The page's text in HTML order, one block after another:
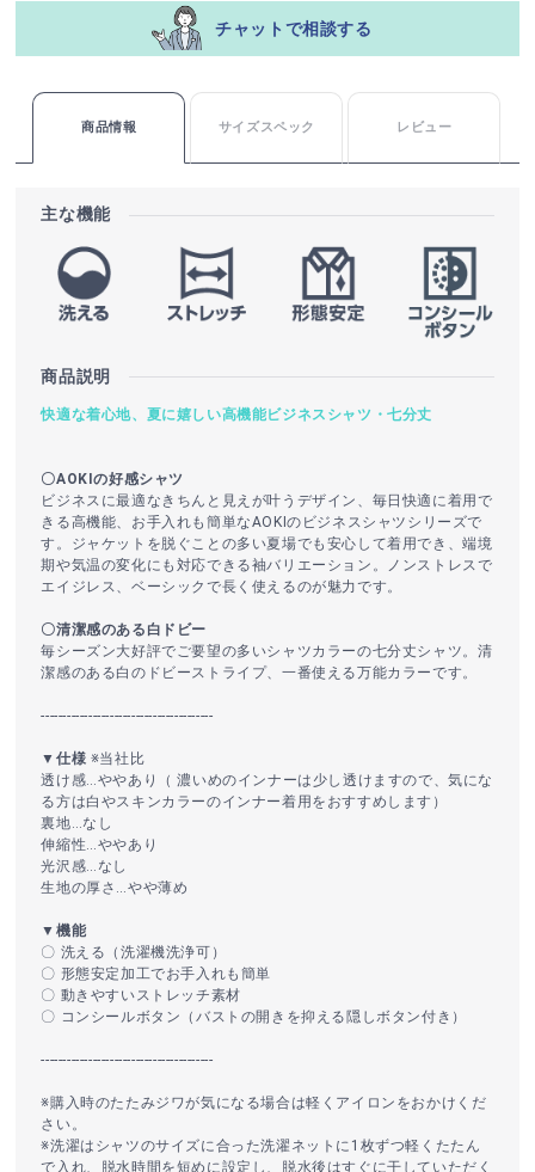
チャットで相談する
商品情報 サイズスペック レビュー
主な機能
商品説明
快適な着心地、夏に嬉しい高機能ビジネスシャツ・七分丈
〇AOKIの好感シャツ
ビジネスに最適なきちんと見えが叶うデザイン、毎日快適に着用で
きる高機能、お手入れも簡単なAOKIのビジネスシャツシリーズで
す。ジャケットを脱ぐことの多い夏場でも安心して着用でき、端境
期や気温の変化にも対応できる袖バリエーション。ノンストレスで
エイジレス、ベーシックで長く使えるのが魅力です。
〇清潔感のある白ドビー
毎シーズン大好評でご要望の多いシャツカラーの七分丈シャツ。清
潔感のある白のドビーストライプ、一番使える万能カラーです。
----------------------------------------
▼仕様 ※当社比
透け感…ややあり（ 濃いめのインナーは少し透けますので、気にな
る方は白やスキンカラーのインナー着用をおすすめします）
裏地…なし
伸縮性…ややあり
光沢感…なし
生地の厚さ…やや薄め
▼機能
〇 洗える（洗濯機洗浄可）
〇 形態安定加工でお手入れも簡単
〇 動きやすいストレッチ素材
〇 コンシールボタン（バストの開きを抑える隠しボタン付き）
----------------------------------------
※購入時のたたみジワが気になる場合は軽くアイロンをおかけくだ
さい。
※洗濯はシャツのサイズに合った洗濯ネットに1枚ずつ軽くたたん
で入れ、脱水時間を短めに設定し、脱水後はすぐに干していただく